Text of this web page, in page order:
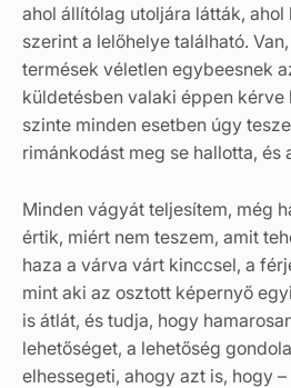
ahol állítólag utoljára látták,
szerint a lelőhelye található.
termések véletlen egybeesnek
küldetésben valaki éppen
szinte minden esetben úgy
rimánkodást meg se hallotta,
Minden vágyát teljesítem, még
értik, miért nem teszem, amit
haza a várva várt kinccsel, a
mint aki az osztott képernyő
is átlát, és tudja, hogy
lehetőséget, a lehetőség
elhessegeti, ahogy azt is, hogy